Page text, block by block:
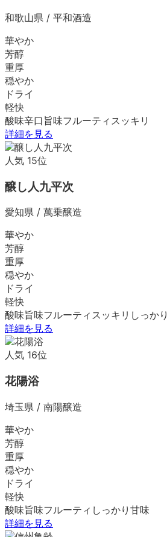
和歌山県 / 平和酒造
華やか
芳醇
重厚
穏やか
ドライ
軽快
酸味辛口 旨味フルーティ スッキリ
詳細を見る
人気 15位
醸し人九平次
愛知県 / 萬乗醸造
華やか
芳醇
重厚
穏やか
ドライ
軽快
酸味旨味フルーティ スッキリ しっかり
詳細を見る
人気 16位
花陽浴
埼玉県 / 南陽醸造
華やか
芳醇
重厚
穏やか
ドライ
軽快
酸味旨味フルーティ しっかり 甘味
詳細を見る